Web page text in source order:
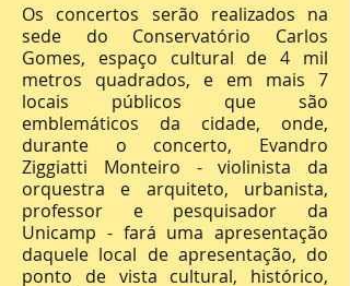
Os concertos serão realizados na
sede do Conservatório Carlos
Gomes, espaço cultural de 4 mil
metros quadrados, e em mais 7
locais públicos que são
emblemáticos da cidade, onde,
durante o concerto, Evandro
Ziggiatti Monteiro - violinista da
orquestra e arquiteto, urbanista,
professor e pesquisador da
Unicamp - fará uma apresentação
daquele local de apresentação, do
ponto de vista cultural, histórico,